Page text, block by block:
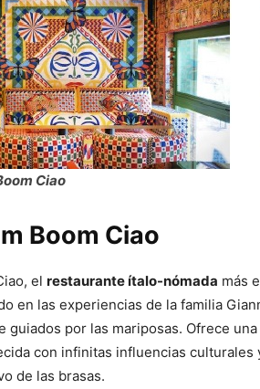
Ciao
Boom Ciao
el restaurante ítalo-nómada más
en las experiencias de la familia
guiados por las mariposas. Ofrece
con infinitas influencias culturales
de las brasas.